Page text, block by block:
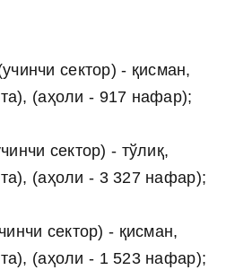
сектор) - қисман,
(аҳоли - 917 нафар);
сектор) - тўлиқ,
(аҳоли - 3 327 нафар);
сектор) - қисман,
(аҳоли - 1 523 нафар);